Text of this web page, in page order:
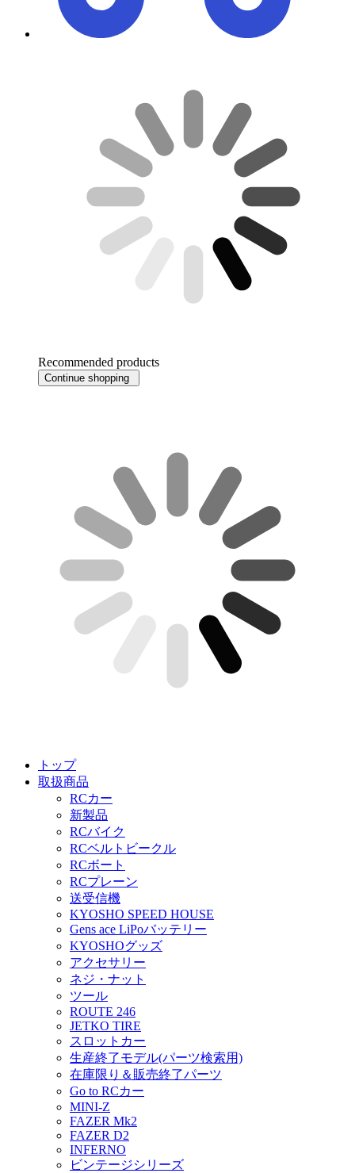
Recommended products
Continue shopping
トップ
取扱商品
RCカー
新製品
RCバイク
RCベルトビークル
RCボート
RCプレーン
送受信機
KYOSHO SPEED HOUSE
Gens ace LiPoバッテリー
KYOSHOグッズ
アクセサリー
ネジ・ナット
ツール
ROUTE 246
JETKO TIRE
スロットカー
生産終了モデル(パーツ検索用)
在庫限り＆販売終了パーツ
Go to RCカー
MINI-Z
FAZER Mk2
FAZER D2
INFERNO
ビンテージシリーズ